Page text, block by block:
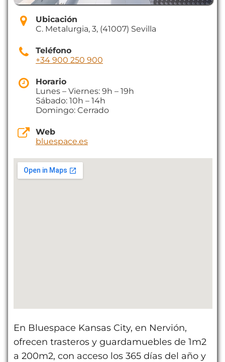
Ubicación
C. Metalurgia, 3, (41007) Sevilla
Teléfono
+34 900 250 900
Horario
Lunes – Viernes: 9h – 19h
Sábado: 10h – 14h
Domingo: Cerrado
Web
bluespace.es
En Bluespace Kansas City, en Nervión,
ofrecen trasteros y guardamuebles de 1m2
a 200m2, con acceso los 365 días del año y